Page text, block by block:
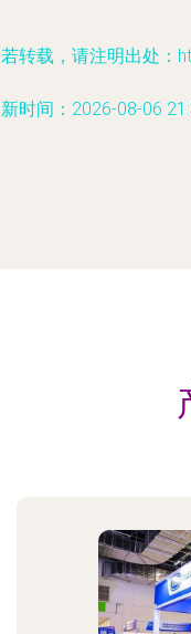
转载，请注明出处：
时间：2026-08-06